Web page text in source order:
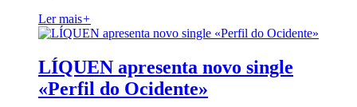
Ler mais+
LÍQUEN apresenta novo single
«Perfil do Ocidente»